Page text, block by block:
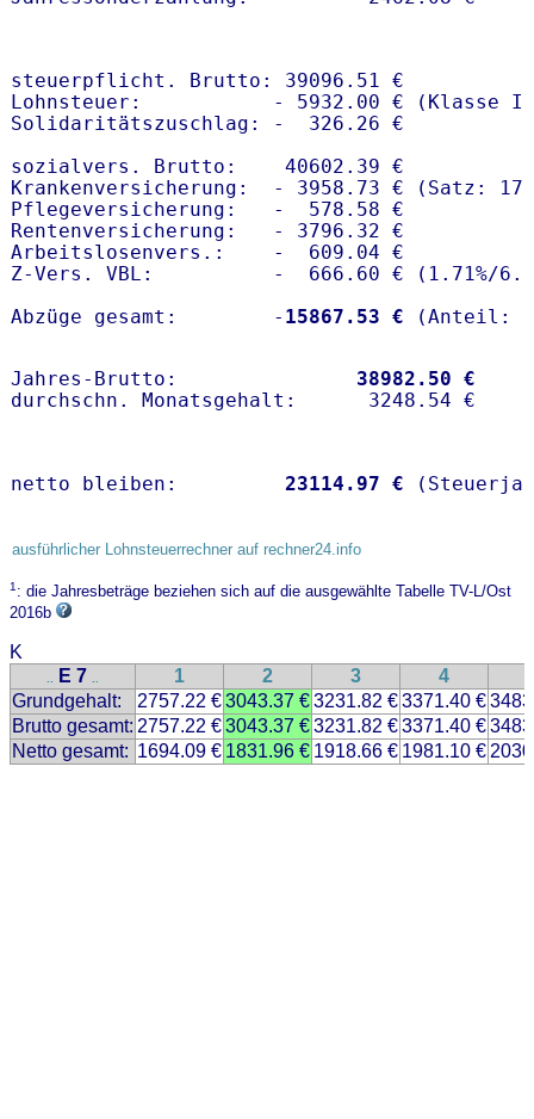
steuerpflicht. Brutto: 39096.51 €
Lohnsteuer:           - 5932.00 € (Klasse I)
Solidaritätszuschlag: -  326.26 €
sozialvers. Brutto:    40602.39 €
Krankenversicherung:  - 3958.73 € (Satz:
Pflegeversicherung:   -  578.58 €
Rentenversicherung:   - 3796.32 €
Arbeitslosenvers.:    -  609.04 €
Z-Vers. VBL:          -  666.60 € ( 1.71%/
Abzüge gesamt:        - 15867.53 €
Jahres-Brutto: 38982.50 €
netto bleiben: 23114.97 €
ausführlicher Lohnsteuerrechner auf rechner24.info
1: die Jahresbeträge beziehen sich auf die ausgewählte Tabelle TV-L/Ost
2016b
K
.. E 7 .. 1 2 3 4
Grundgehalt:
2757.22 €3043.37 €3231.82 €3371.40 €
Brutto gesamt: 2757.22 €3043.37 €3231.82 €3371.40 €
Netto gesamt: 1694.09 € 1831.96 € 1918.66 € 1981.10 €